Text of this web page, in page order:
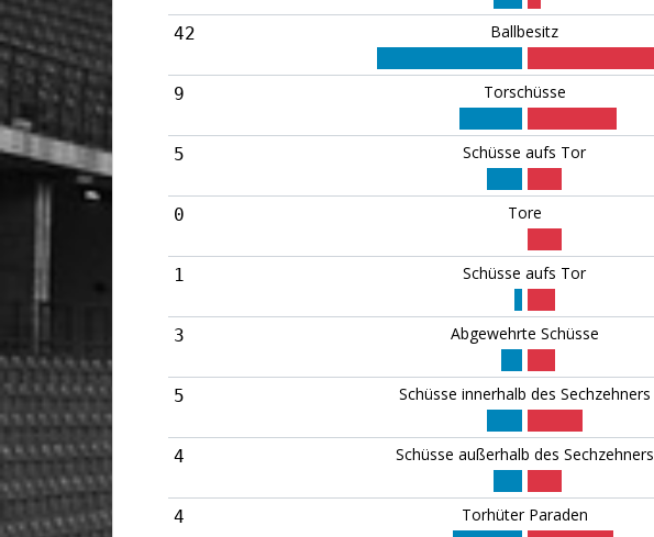
42 Ballbesitz
9 Torschüsse
5 Schüsse aufs Tor
0 Tore
1 Schüsse aufs Tor
3 Abgewehrte Schüsse
5 Schüsse innerhalb des Sechzehners
4 Schüsse außerhalb des Sechzehners
4 Torhüter Paraden